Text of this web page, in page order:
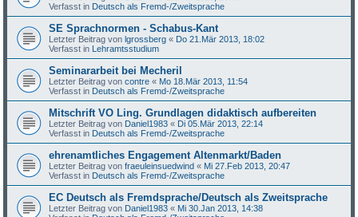
Verfasst in Deutsch als Fremd-/Zweitsprache
SE Sprachnormen - Schabus-Kant
Letzter Beitrag vonlgrossberg « Do 21.Mär 2013, 18:02
Verfasst in Lehramtsstudium
Seminararbeit bei Mecheril
Letzter Beitrag voncontre « Mo 18.Mär 2013, 11:54
Verfasst in Deutsch als Fremd-/Zweitsprache
Mitschrift VO Ling. Grundlagen didaktisch aufbereiten
Letzter Beitrag von Daniel1983 « Di 05.Mär 2013, 22:14
Verfasst in Deutsch als Fremd-/Zweitsprache
ehrenamtliches Engagement Altenmarkt/Baden
Letzter Beitrag vonfraeuleinsuedwind « Mi 27.Feb 2013, 20:47
Verfasst in Deutsch als Fremd-/Zweitsprache
EC Deutsch als Fremdsprache/Deutsch als Zweitsprache
Letzter Beitrag von Daniel1983 « Mi 30.Jan 2013, 14:38